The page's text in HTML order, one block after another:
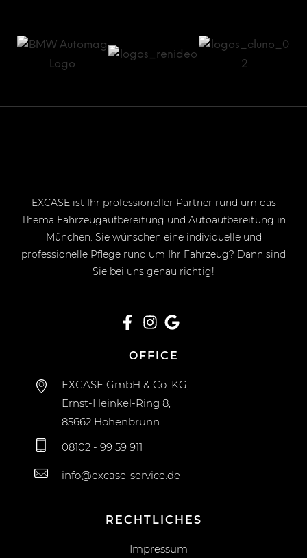
EXCASE ist Ihr professioneller Partner rund um das
Thema Fahrzeugaufbereitung und Autoaufbereitung in
München. Sie wünschen eine individuelle und
professionelle Pflege rund um Ihr Fahrzeug? Dann sind
Sie bei uns genau richtig!
OFFICE
EXCASE GmbH & Co. KG,
Ernst-Heinkel-Ring 8,
85662 Hohenbrunn
08102 - 99 59 911
info@excase-service.de
RECHTLICHES
Impressum